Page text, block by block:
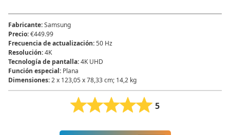
Fabricante:Samsung
Precio:€449.99
Frecuencia de actualización:50 Hz
Resolución:4K
Tecnología de pantalla:4K UHD
Función especial: Plana
Dimensiones:2 x 123,05 x 78,33 cm; 14,2 kg
5